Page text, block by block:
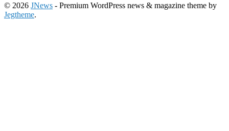
© 2026 JNews - Premium WordPress news & magazine theme by
Jegtheme.